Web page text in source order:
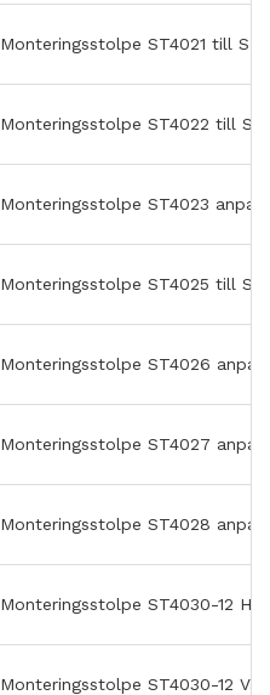
Monteringsstolpe ST4021 till
Monteringsstolpe ST4022 till
Monteringsstolpe ST4023
Monteringsstolpe ST4025 till
Monteringsstolpe ST4026
Monteringsstolpe ST4027
Monteringsstolpe ST4028
Monteringsstolpe ST4030-12
Monteringsstolpe ST4030-12